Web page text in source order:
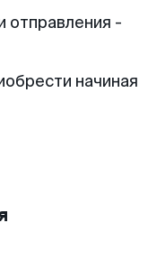
отправления -
начиная